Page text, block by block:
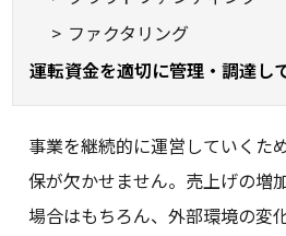
ファクタリング
運転資金を適切に管理・調達し
事業を継続的に運営していくた
保が欠かせません。売上げの増
場合はもちろん、外部環境の変